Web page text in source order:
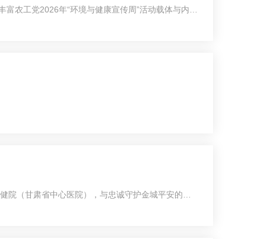
农工党2026年“环境与健康宣传周”活动载体与内
院（甘肃省中心医院），与忠诚守护金城平安的警